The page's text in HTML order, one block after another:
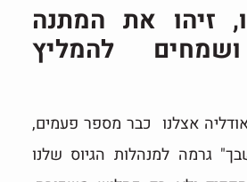
זיהו את המתנה
להמליץ
אצלנו כבר מספר פעמים,
גרמה למנהלות הגיוס שלנו